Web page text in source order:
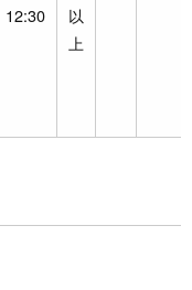
12:30
以
上